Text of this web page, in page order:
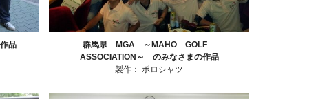
品
群馬県 MGA ～MAHO GOLF
ASSOCIATION～ のみなさまの作品
製作： ポロシャツ